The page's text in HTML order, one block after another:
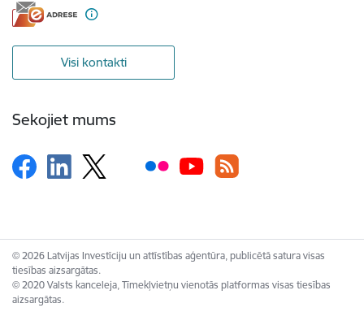
Visi kontakti
Sekojiet mums
© 2026 Latvijas Investīciju un attīstības aģentūra, publicētā satura visas
tiesības aizsargātas.
© 2020 Valsts kanceleja, Tīmekļvietņu vienotās platformas visas tiesības
aizsargātas.